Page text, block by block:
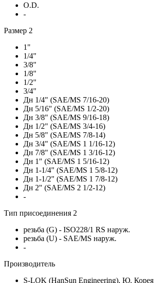
O.D.
-
Размер 2
1"
1/4"
3/8"
1/8"
1/2"
3/4"
Дн 1/4" (SAE/MS 7/16-20)
Дн 5/16" (SAE/MS 1/2-20)
Дн 3/8" (SAE/MS 9/16-18)
Дн 1/2" (SAE/MS 3/4-16)
Дн 5/8" (SAE/MS 7/8-14)
Дн 3/4" (SAE/MS 1 1/16-12)
Дн 7/8" (SAE/MS 1 3/16-12)
Дн 1" (SAE/MS 1 5/16-12)
Дн 1-1/4" (SAE/MS 1 5/8-12)
Дн 1-1/2" (SAE/MS 1 7/8-12)
Дн 2" (SAE/MS 2 1/2-12)
-
Тип присоединения 2
резьба (G) - ISO228/1 RS наруж.
резьба (U) - SAE/MS наруж.
-
Производитель
S-LOK (HanSun Engineering), Ю. Корея